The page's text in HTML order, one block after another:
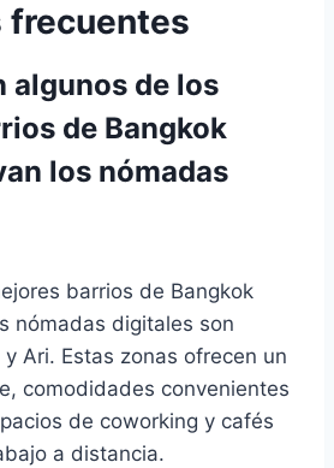
frecuentes
algunos de los
de Bangkok
los nómadas
barrios de Bangkok
nómadas digitales son
Ari. Estas zonas ofrecen un
comodidades convenientes
de coworking y cafés
a distancia.